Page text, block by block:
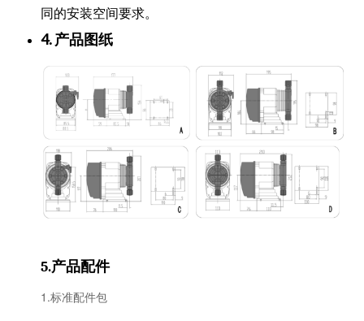
同的安装空间要求。
4. 产品图纸
5.产品配件
1.标准配件包